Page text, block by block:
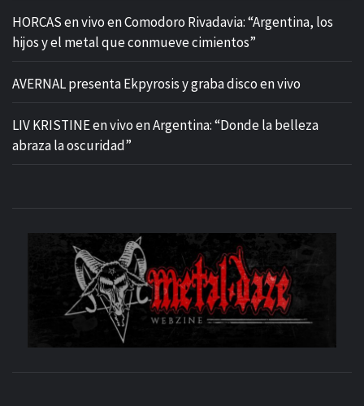
HORCAS en vivo en Comodoro Rivadavia: “Argentina, los
hijos y el metal que conmueve cimientos”
AVERNAL presenta Ekpyrosis y graba disco en vivo
LIV KRISTINE en vivo en Argentina: “Donde la belleza
abraza la oscuridad”